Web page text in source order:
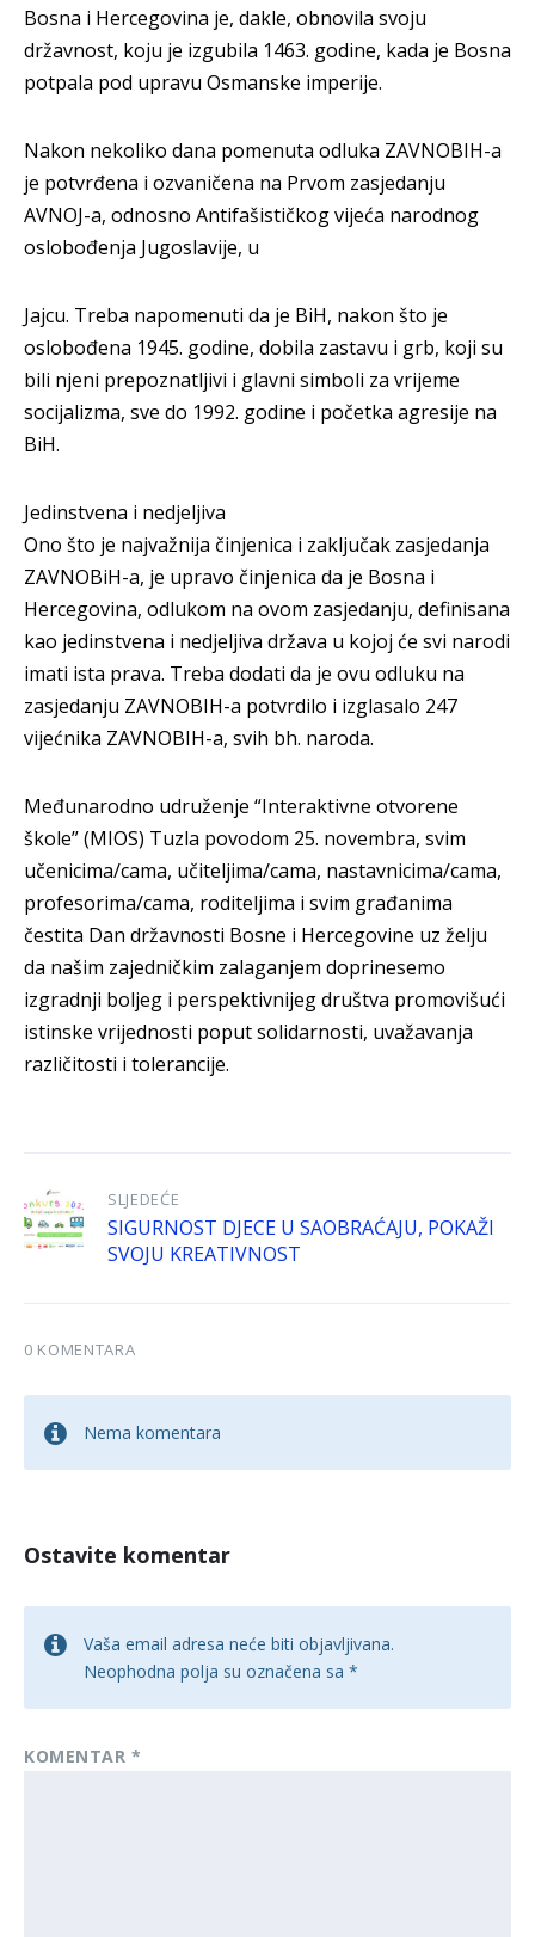
Bosna i Hercegovina je, dakle, obnovila svoju
državnost, koju je izgubila 1463. godine, kada je Bosna
potpala pod upravu Osmanske imperije.
Nakon nekoliko dana pomenuta odluka ZAVNOBIH-a
je potvrđena i ozvaničena na Prvom zasjedanju
AVNOJ-a, odnosno Antifašističkog vijeća narodnog
oslobođenja Jugoslavije, u
Jajcu. Treba napomenuti da je BiH, nakon što je
oslobođena 1945. godine, dobila zastavu i grb, koji su
bili njeni prepoznatljivi i glavni simboli za vrijeme
socijalizma, sve do 1992. godine i početka agresije na
BiH.
Jedinstvena i nedjeljiva
Ono što je najvažnija činjenica i zaključak zasjedanja
ZAVNOBiH-a, je upravo činjenica da je Bosna i
Hercegovina, odlukom na ovom zasjedanju, definisana
kao jedinstvena i nedjeljiva država u kojoj će svi narodi
imati ista prava. Treba dodati da je ovu odluku na
zasjedanju ZAVNOBIH-a potvrdilo i izglasalo 247
vijećnika ZAVNOBIH-a, svih bh. naroda.
Međunarodno udruženje “Interaktivne otvorene
škole” (MIOS) Tuzla povodom 25. novembra, svim
učenicima/cama, učiteljima/cama, nastavnicima/cama,
profesorima/cama, roditeljima i svim građanima
čestita Dan državnosti Bosne i Hercegovine uz želju
da našim zajedničkim zalaganjem doprinesemo
izgradnji boljeg i perspektivnijeg društva promovišući
istinske vrijednosti poput solidarnosti, uvažavanja
različitosti i tolerancije.
SLJEDEĆE
SIGURNOST DJECE U SAOBRAĆAJU, POKAŽI
SVOJU KREATIVNOST
0 KOMENTARA
Nema komentara
Ostavite komentar
Vaša email adresa neće biti objavljivana.
Neophodna polja su označena sa *
KOMENTAR*